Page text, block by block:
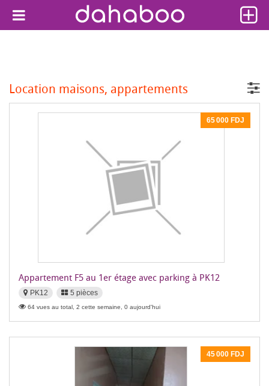
Location maisons, appartements
65 000 FDJ
Appartement F5 au 1er étage avec parking à PK12
PK12 5 pièces
64 vues au total, 2 cette semaine, 0 aujourd'hui
45 000 FDJ